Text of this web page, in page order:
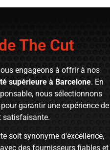
The Cut
engageons à offrir à nos
supérieure à Barcelone. En
nous sélectionnons
garantir une expérience de
satisfaisante.
soit synonyme d'excellence,
des fournisseurs fiables et